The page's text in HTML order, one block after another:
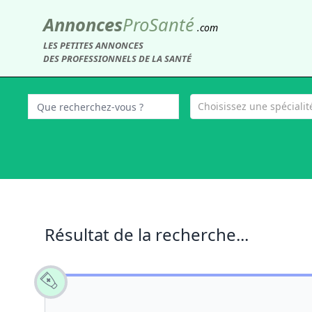
AnnoncesProSanté .com
LES PETITES ANNONCES
DES PROFESSIONNELS DE LA SANTÉ
Choisissez une
Résultat de la recherche...